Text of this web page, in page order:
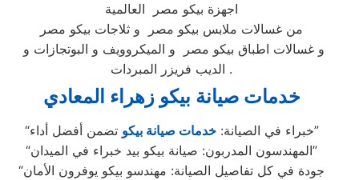
اجهزة بيكو مصر العالمية
من غسالات ملابس بيكو مصر و ثلاجات بيكو مصر
الديب فريزر المبردات .
خدمات صيانة بيكو زهراء المعادي
“خبراء في الصيانة:خدمات صيانة بيكو
تضمن أفضل أداء”
“المهندسون المدربون: صيانة بيكو بيد خبراء في الميدان”
“جودة في كل تفاصيل الصيانة: مهندسو بيكو يوفرون الأمان